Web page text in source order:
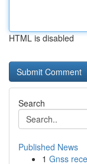
HTML is disabled
Search
Published News
1 Gnss